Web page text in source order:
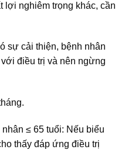
lợi nghiêm trọng khác, cần
sự cải thiện, bệnh nhân
điều trị và nên ngừng
≤ 65 tuổi: Nếu biểu
thấy đáp ứng điều trị